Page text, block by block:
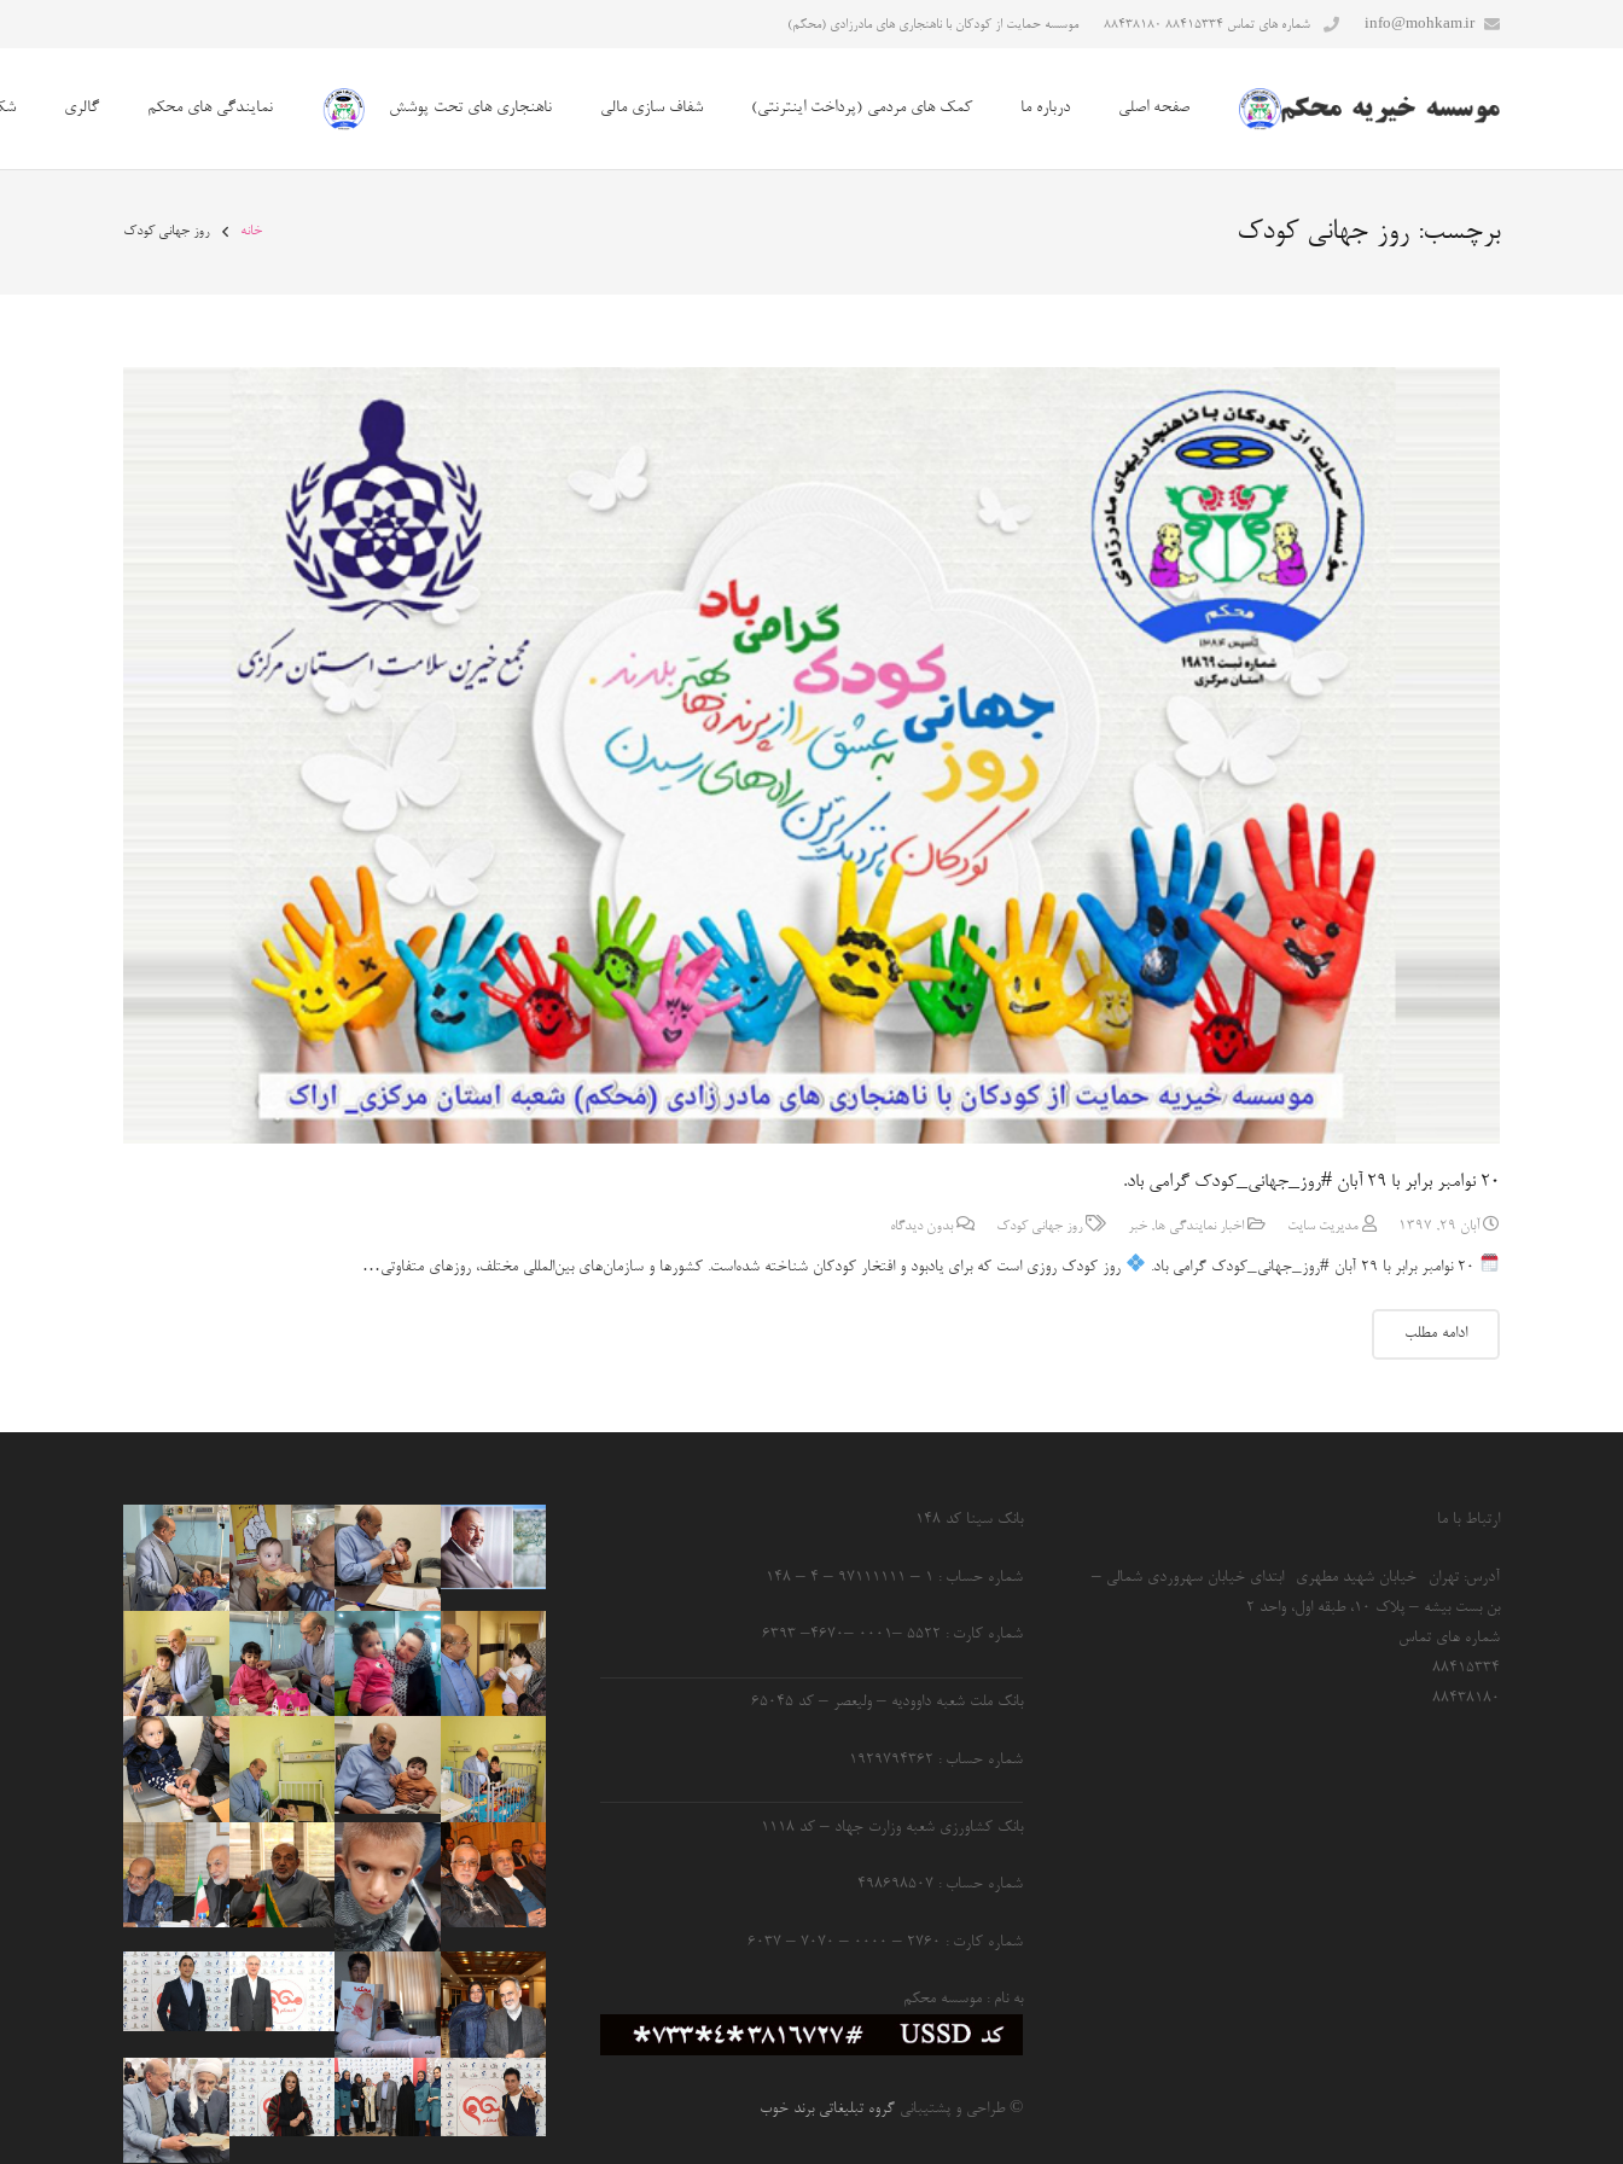
info@mohkam.ir شماره های تماس ۸۸۴۱۵۳۳۴ ۸۸۴۳۸۱۸۰ موسسه حمایت از کودکان با ناهنجاری های مادرزادی (محکم)
صفحه اصلی درباره ما کمک های مردمی (پرداخت اینترنتی) شفاف سازی مالی ناهنجاری های تحت پوشش نمایندگی های محکم گالری
برچسب: روز جهانی کودک خانه روز جهانی کودک
۲۰ نوامبر برابر با ۲۹ آبان #روز_جهانی_کودک گرامی باد.
آبان 29, 1397 مدیریت سایت اخبار نمایندگی ها, خبر روز جهانی کودک بدون دیدگاه
روز کودک روزی است که برای یادبود و افتخار کودکان شناخته شده‌است. کشورها و سازمان‌های بین‌المللی مختلف، روزهای متفاوتی…
ادامه مطلب
ارتباط با ما
آدرس: تهران- خیابان شهید مطهری- ابتدای خیابان سهروردی شمالی –
بن بست بیشه – پلاک 10، طبقه اول، واحد 2
شماره های تماس
۸۸۴۱۵۳۳۴
۸۸۴۳۸۱۸۰
بانک سینا کد ۱۴۸
شماره حساب : ۱ – ۹۷۱۱۱۱۱۱ – ۴ – ۱۴۸
شماره کارت : ۵۵۲۲ –۰۰۰۱ –۴۶۷۰– ۶۳۹۳
بانک ملت شعبه داوودیه – ولیعصر – کد ۶۵۰۴۵
شماره حساب : ۱۹۲۹۷۹۴۳۶۲
بانک کشاورزی شعبه وزارت جهاد – کد 1118
شماره حساب : ۴۹۸۶۹۸۵۰۷
شماره کارت : ۲۷۶۰ – ۰۰۰۰ – ۷۰۷۰ – ۶۰۳۷
به نام : موسسه محکم
© طراحی و پشتیبانی گروه تبلیغاتی برند خوب